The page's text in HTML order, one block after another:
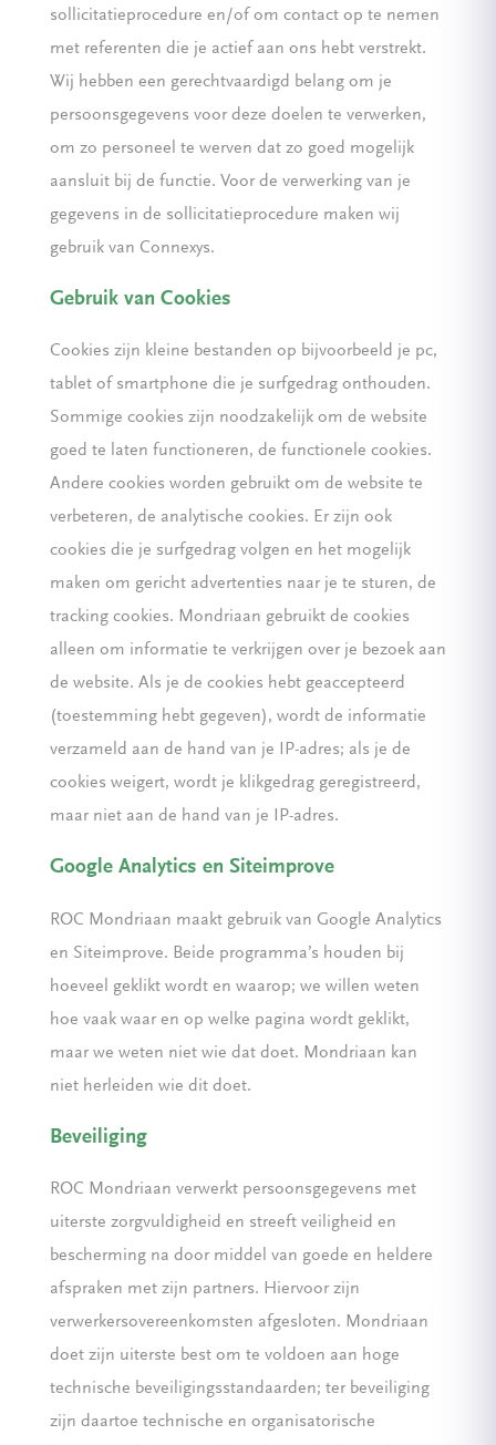
sollicitatieprocedure en/of om contact op te nemen
met referenten die je actief aan ons hebt verstrekt.
Wij hebben een gerechtvaardigd belang om je
persoonsgegevens voor deze doelen te verwerken,
om zo personeel te werven dat zo goed mogelijk
aansluit bij de functie. Voor de verwerking van je
gegevens in de sollicitatieprocedure maken wij
gebruik van Connexys.
Gebruik van Cookies
Cookies zijn kleine bestanden op bijvoorbeeld je pc,
tablet of smartphone die je surfgedrag onthouden.
Sommige cookies zijn noodzakelijk om de website
goed te laten functioneren, de functionele cookies.
Andere cookies worden gebruikt om de website te
verbeteren, de analytische cookies. Er zijn ook
cookies die je surfgedrag volgen en het mogelijk
maken om gericht advertenties naar je te sturen, de
tracking cookies. Mondriaan gebruikt de cookies
alleen om informatie te verkrijgen over je bezoek aan
de website. Als je de cookies hebt geaccepteerd
(toestemming hebt gegeven), wordt de informatie
verzameld aan de hand van je IP-adres; als je de
cookies weigert, wordt je klikgedrag geregistreerd,
maar niet aan de hand van je IP-adres.
Google Analytics en Siteimprove
ROC Mondriaan maakt gebruik van Google Analytics
en Siteimprove. Beide programma’s houden bij
hoeveel geklikt wordt en waarop; we willen weten
hoe vaak waar en op welke pagina wordt geklikt,
maar we weten niet wie dat doet. Mondriaan kan
niet herleiden wie dit doet.
Beveiliging
ROC Mondriaan verwerkt persoonsgegevens met
uiterste zorgvuldigheid en streeft veiligheid en
bescherming na door middel van goede en heldere
afspraken met zijn partners. Hiervoor zijn
verwerkersovereenkomsten afgesloten. Mondriaan
doet zijn uiterste best om te voldoen aan hoge
technische beveiligingsstandaarden; ter beveiliging
zijn daartoe technische en organisatorische